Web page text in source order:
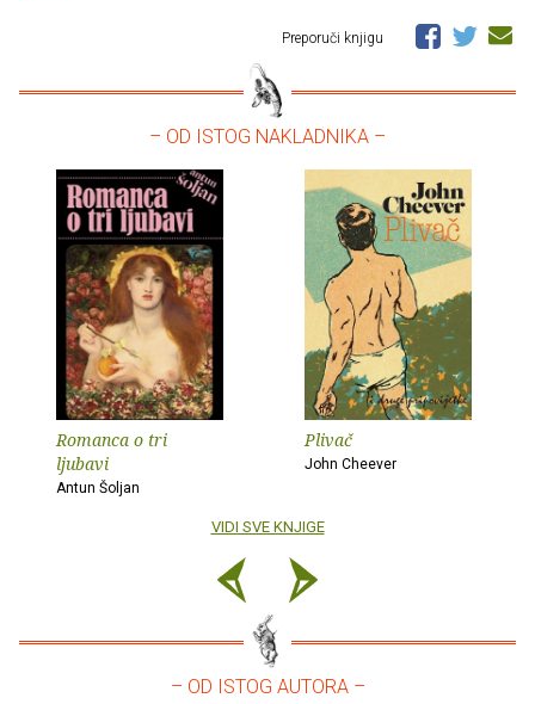
Preporuči knjigu
– OD ISTOG NAKLADNIKA –
Romanca o tri
ljubavi
Antun Šoljan
Plivač
John Cheever
VIDI SVE KNJIGE
– OD ISTOG AUTORA –